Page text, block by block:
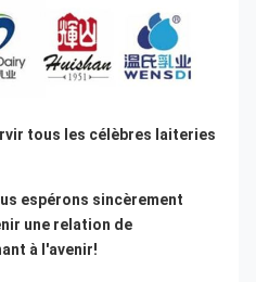
tous les célèbres laiteries
espérons sincèrement
une relation de
à l'avenir!